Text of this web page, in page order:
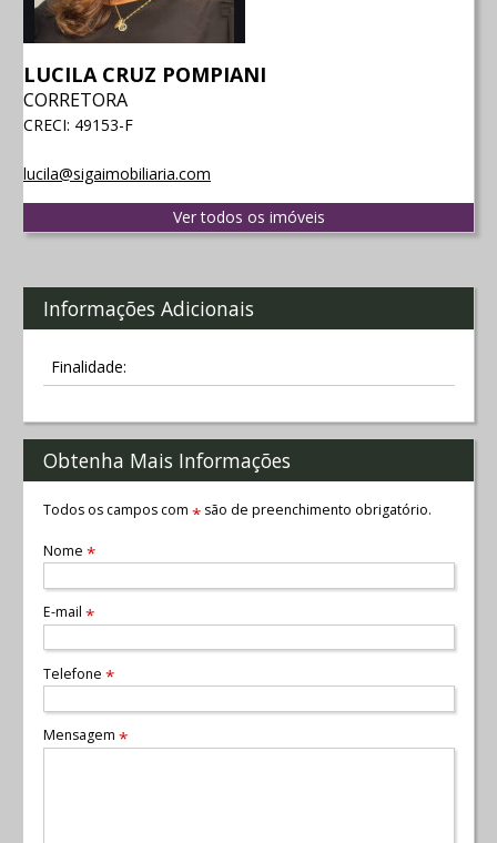
LUCILA CRUZ POMPIANI
CORRETORA
CRECI: 49153-F
lucila@sigaimobiliaria.com
Ver todos os imóveis
Informações Adicionais
Finalidade:
Obtenha Mais Informações
Todos os campos com *são de preenchimento obrigatório.
Nome *
E-mail *
Telefone *
Mensagem *